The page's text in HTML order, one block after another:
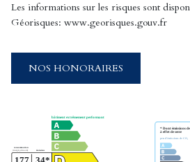
Les informations sur les risques sont
Géorisques: www.georisques.gouv.fr
NOS HONORAIRES